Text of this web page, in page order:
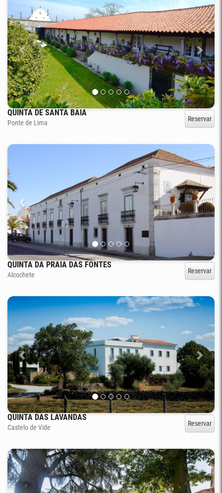
QUINTA DE SANTA BAIA
Ponte de Lima Reservar
QUINTA DA PRAIA DAS FONTES
Alcochete Reservar
QUINTA DAS LAVANDAS
Castelo de Vide Reservar